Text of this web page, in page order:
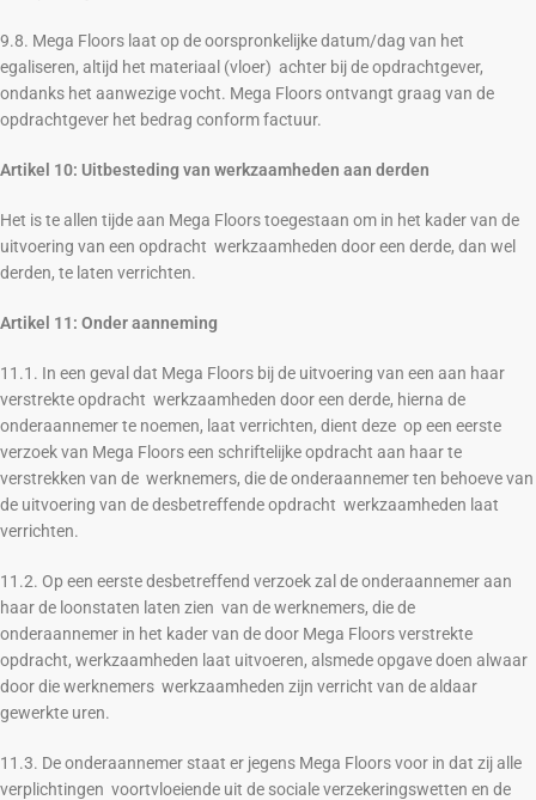
9.8. Mega Floors laat op de oorspronkelijke datum/dag van het
egaliseren, altijd het materiaal (vloer) achter bij de opdrachtgever,
ondanks het aanwezige vocht. Mega Floors ontvangt graag van de
opdrachtgever het bedrag conform factuur.
Artikel 10: Uitbesteding van werkzaamheden aan derden
Het is te allen tijde aan Mega Floors toegestaan om in het kader van de
uitvoering van een opdracht werkzaamheden door een derde, dan wel
derden, te laten verrichten.
Artikel 11: Onder aanneming
11.1. In een geval dat Mega Floors bij de uitvoering van een aan haar
verstrekte opdracht werkzaamheden door een derde, hierna de
onderaannemer te noemen, laat verrichten, dient deze op een eerste
verzoek van Mega Floors een schriftelijke opdracht aan haar te
verstrekken van de werknemers, die de onderaannemer ten behoeve van
de uitvoering van de desbetreffende opdracht werkzaamheden laat
verrichten.
11.2. Op een eerste desbetreffend verzoek zal de onderaannemer aan
haar de loonstaten laten zien van de werknemers, die de
onderaannemer in het kader van de door Mega Floors verstrekte
opdracht, werkzaamheden laat uitvoeren, alsmede opgave doen alwaar
door die werknemers werkzaamheden zijn verricht van de aldaar
gewerkte uren.
11.3. De onderaannemer staat er jegens Mega Floors voor in dat zij alle
verplichtingen voortvloeiende uit de sociale verzekeringswetten en de